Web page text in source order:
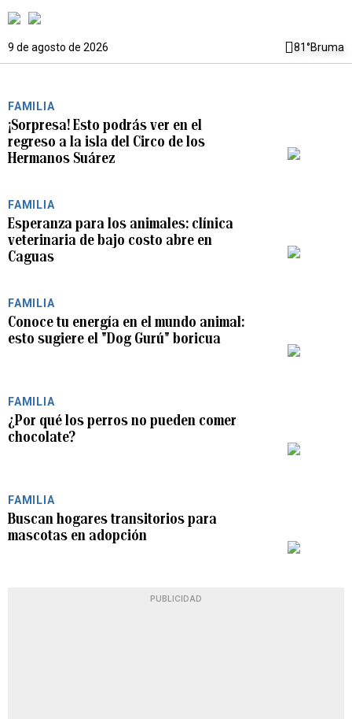
9 de agosto de 2026 81°Bruma
FAMILIA
¡Sorpresa! Esto podrás ver en el
regreso a la isla del Circo de los
Hermanos Suárez
FAMILIA
Esperanza para los animales: clínica
veterinaria de bajo costo abre en
Caguas
FAMILIA
Conoce tu energía en el mundo animal:
esto sugiere el "Dog Gurú" boricua
FAMILIA
¿Por qué los perros no pueden comer
chocolate?
FAMILIA
Buscan hogares transitorios para
mascotas en adopción
PUBLICIDAD